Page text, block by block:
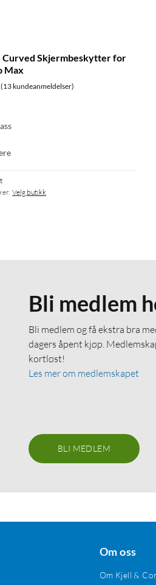
Curved Skjermbeskytter for
Max
(13 kundeanmeldelser)
Velg butikk
Bli medlem
Bli medlem og få ekstra bra
dagers åpent kjøp.
kortløst!
Les mer om medlemskapet
BLI MEDLEM
Om oss
Om Kjell &